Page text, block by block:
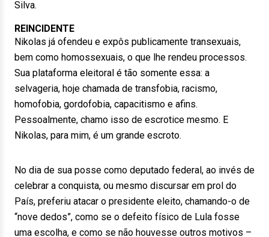
Silva.
REINCIDENTE
Nikolas já ofendeu e expôs publicamente transexuais,
bem como homossexuais, o que lhe rendeu processos.
Sua plataforma eleitoral é tão somente essa: a
selvageria, hoje chamada de transfobia, racismo,
homofobia, gordofobia, capacitismo e afins.
Pessoalmente, chamo isso de escrotice mesmo. E
Nikolas, para mim, é um grande escroto.
No dia de sua posse como deputado federal, ao invés de
celebrar a conquista, ou mesmo discursar em prol do
País, preferiu atacar o presidente eleito, chamando-o de
“nove dedos”, como se o defeito físico de Lula fosse
uma escolha, e como se não houvesse outros motivos –